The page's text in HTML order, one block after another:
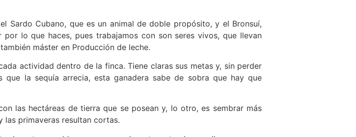
Sardo Cubano, que es un animal de doble propósito, y el Bronsuí,
lo que haces, pues trabajamos con son seres vivos, que llevan
máster en Producción de leche.
actividad dentro de la finca. Tiene claras sus metas y, sin perder
la sequía arrecia, esta ganadera sabe de sobra que hay que
las hectáreas de tierra que se posean y, lo otro, es sembrar más
las primaveras resultan cortas.